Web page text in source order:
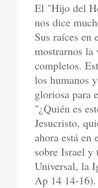
El "Hijo del
nos dice
Sus raíces en
mostrarnos
completos.
los humanos
gloriosa para
"¿Quién es
Jesucristo,
ahora está en
sobre Israel y
Universal, la
Ap 14 14-16).